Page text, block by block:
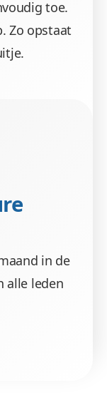
toe.
Zo opstaat
in de
alle leden